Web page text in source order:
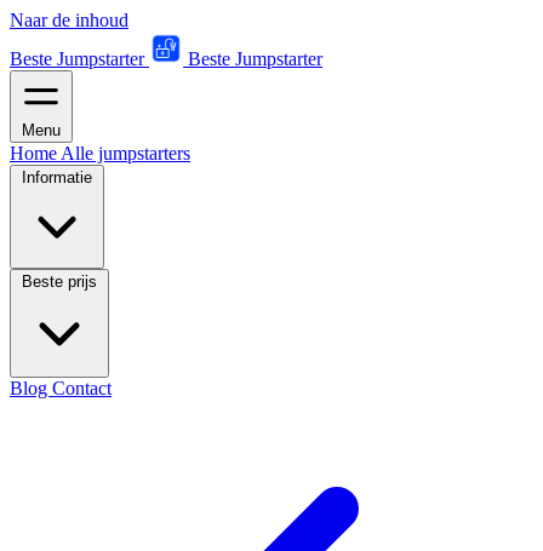
Naar de inhoud
Beste Jumpstarter
Beste Jumpstarter
Menu
Home Alle jumpstarters
Informatie
Beste prijs
Blog Contact